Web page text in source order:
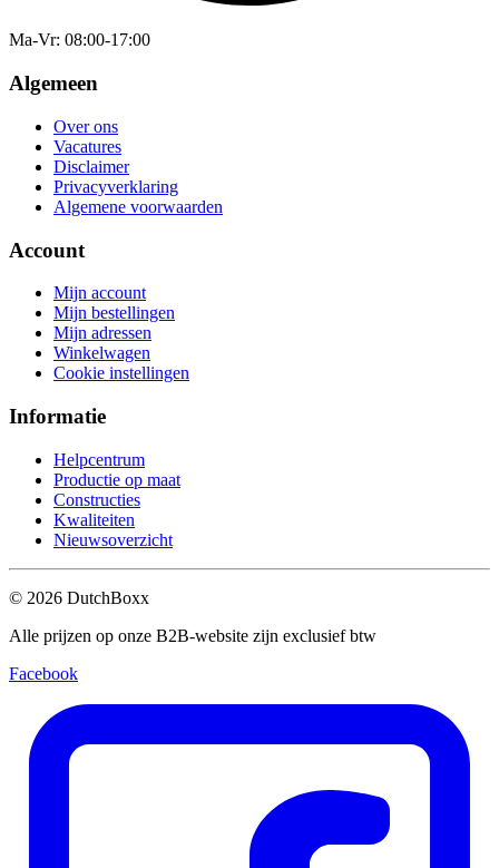
Ma-Vr: 08:00-17:00
Algemeen
Over ons
Vacatures
Disclaimer
Privacyverklaring
Algemene voorwaarden
Account
Mijn account
Mijn bestellingen
Mijn adressen
Winkelwagen
Cookie instellingen
Informatie
Helpcentrum
Productie op maat
Constructies
Kwaliteiten
Nieuwsoverzicht
© 2026 DutchBoxx
Alle prijzen op onze B2B-website zijn exclusief btw
Facebook